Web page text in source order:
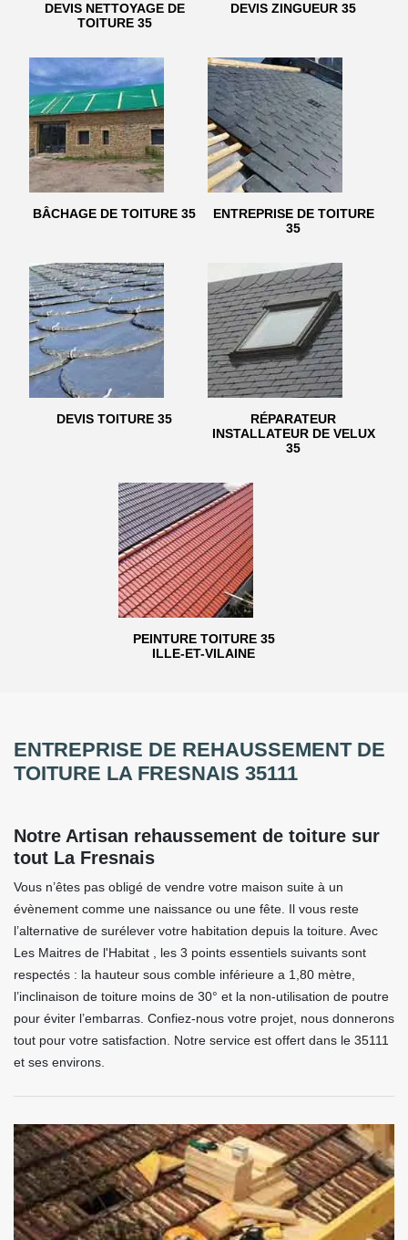
DEVIS NETTOYAGE DE
TOITURE 35
DEVIS ZINGUEUR 35
BÂCHAGE DE TOITURE 35
ENTREPRISE DE TOITURE
35
DEVIS TOITURE 35
RÉPARATEUR
INSTALLATEUR DE VELUX
35
PEINTURE TOITURE 35
ILLE-ET-VILAINE
ENTREPRISE DE REHAUSSEMENT DE
TOITURE LA FRESNAIS 35111
Notre Artisan rehaussement de toiture sur
tout La Fresnais
Vous n’êtes pas obligé de vendre votre maison suite à un
évènement comme une naissance ou une fête. Il vous reste
l’alternative de surélever votre habitation depuis la toiture. Avec
Les Maitres de l'Habitat , les 3 points essentiels suivants sont
respectés : la hauteur sous comble inférieure a 1,80 mètre,
l’inclinaison de toiture moins de 30° et la non-utilisation de poutre
pour éviter l’embarras. Confiez-nous votre projet, nous donnerons
tout pour votre satisfaction. Notre service est offert dans le 35111
et ses environs.